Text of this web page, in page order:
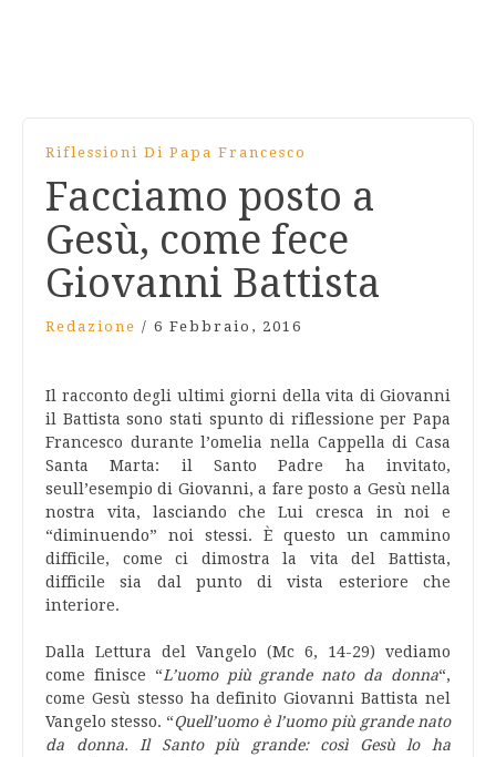
Riflessioni Di Papa Francesco
Facciamo posto a
Gesù, come fece
Giovanni Battista
Redazione / 6 Febbraio, 2016
Il racconto degli ultimi giorni della vita di Giovanni
il Battista sono stati spunto di riflessione per Papa
Francesco durante l’omelia nella Cappella di Casa
Santa Marta: il Santo Padre ha invitato,
seull’esempio di Giovanni, a fare posto a Gesù nella
nostra vita, lasciando che Lui cresca in noi e
“diminuendo” noi stessi. È questo un cammino
difficile, come ci dimostra la vita del Battista,
difficile sia dal punto di vista esteriore che
interiore.
Dalla Lettura del Vangelo (Mc 6, 14-29) vediamo
come finisce “L’uomo più grande nato da donna“,
come Gesù stesso ha definito Giovanni Battista nel
Vangelo stesso. “Quell’uomo è l’uomo più grande nato
da donna. Il Santo più grande: così Gesù lo ha